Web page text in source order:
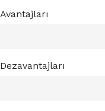
Avantajları
Dezavantajları